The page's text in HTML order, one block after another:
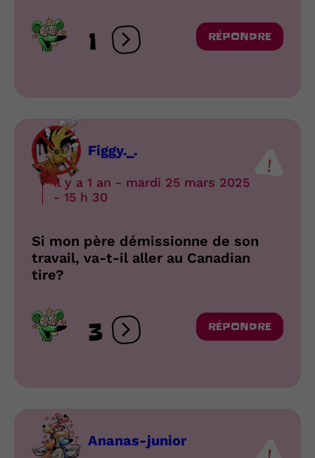
1 Ouvrir les réactions
RÉPONDRE
Figgy._.
il y a 1 an - mardi 25 mars 2025
- 15 h 30
Si mon père démissionne de son
travail, va-t-il aller au Canadian
tire?
3 Ouvrir les réactions
RÉPONDRE
Ananas-junior